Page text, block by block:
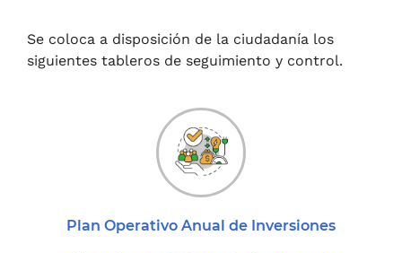
Se coloca a disposición de la ciudadanía los
siguientes tableros de seguimiento y control.
Plan Operativo Anual de Inversiones